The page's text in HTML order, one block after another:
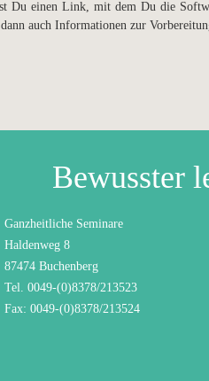
Du einen Link, mit dem Du die
auch Informationen zur
Bewusster
Ganzheitliche Seminare
Haldenweg 8
87474 Buchenberg
Tel. 0049-(0)8378/213523
Fax: 0049-(0)8378/213524